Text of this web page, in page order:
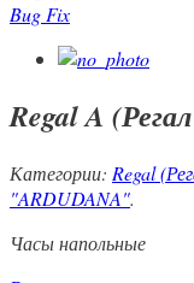
Bug Fix
Regal A
Категории: Regal
"ARDUDANA".
Часы напольные